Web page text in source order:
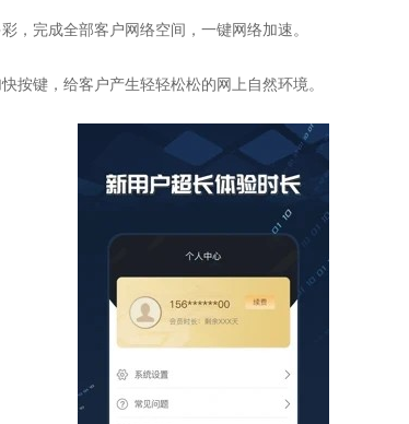
，完成全部客户网络空间，一键网络加速。
按键，给客户产生轻轻松松的网上自然环境。